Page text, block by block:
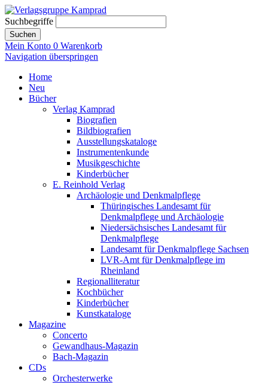
Suchbegriffe
Suchen
Mein Konto 0 Warenkorb
Navigation überspringen
Home
Neu
Bücher
Verlag Kamprad
Biografien
Bildbiografien
Ausstellungskataloge
Instrumentenkunde
Musikgeschichte
Kinderbücher
E. Reinhold Verlag
Archäologie und Denkmalpflege
Thüringisches Landesamt für
Denkmalpflege und Archäologie
Niedersächsisches Landesamt für
Denkmalpflege
Landesamt für Denkmalpflege Sachsen
LVR-Amt für Denkmalpflege im
Rheinland
Regionalliteratur
Kochbücher
Kinderbücher
Kunstkataloge
Magazine
Concerto
Gewandhaus-Magazin
Bach-Magazin
CDs
Orchesterwerke